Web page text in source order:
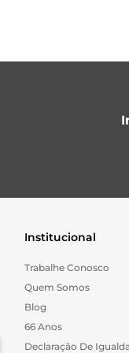
Institucional
Trabalhe Conosco
Quem Somos
Blog
66 Anos
Declaração De